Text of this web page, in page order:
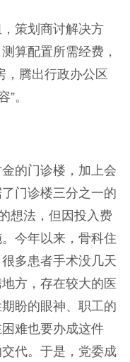
策划商讨解决方
算配置所需经费，
，腾出行政办公区
。
的门诊楼，加上会
门诊楼三分之一的
想法，但因投入费
今年以来，骨科住
多患者手术没几天
方，存在较大的医
盼的眼神、职工的
难也要办成这件
代。于是，党委成